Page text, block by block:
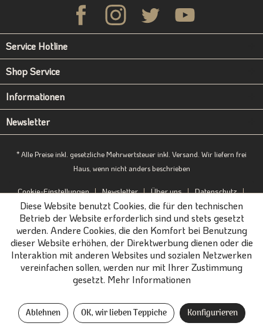
Service Hotline
Shop Service
Informationen
Newsletter
* Alle Preise inkl. gesetzliche Mehrwertsteuer inkl. Versand. Wir liefern frei
Haus, wenn nicht anders beschrieben
Cookie-Einstellungen Newsletter Über uns
Datenschutz
Impressum
B2B-Portal
Diese Website benutzt Cookies, die für den technischen
Betrieb der Website erforderlich sind und stets gesetzt
werden. Andere Cookies, die den Komfort bei Benutzung
dieser Website erhöhen, der Direktwerbung dienen oder die
Interaktion mit anderen Websites und sozialen Netzwerken
vereinfachen sollen, werden nur mit Ihrer Zustimmung
gesetzt. Mehr Informationen
Ablehnen OK, wir lieben Teppiche Konfigurieren